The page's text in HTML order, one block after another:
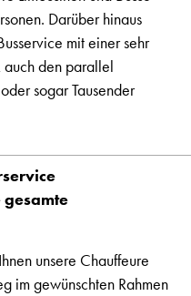
Darüber hinaus
mit einer sehr
auch den parallel
sogar Tausender
gesamte
unsere Chauffeure
im gewünschten Rahmen